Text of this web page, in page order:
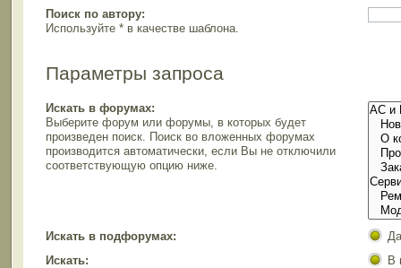
Поиск по автору:
Используйте * в качестве шаблона.
Параметры запроса
Искать в форумах:
Выберите форум или форумы, в которых будет
произведен поиск. Поиск во вложенных форумах
производится автоматически, если Вы не отключили
соответствующую опцию ниже.
Искать в подфорумах:
Да
Искать:
В